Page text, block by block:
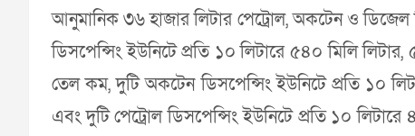
আনুমানিক ৩৬ হাজার লিটার পেট্রোল, অকটেন ও ডিজেল
ডিসপেন্সিং ইউনিটে প্রতি ১০ লিটারে ৫৪০ মিলি
তেল কম, দুটি অকটেন ডিসপেন্সিং ইউনিটে প্রতি ১০
এবং দুটি পেট্রোল ডিসপেন্সিং ইউনিটে প্রতি ১০